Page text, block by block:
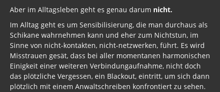
Aber im Alltagsleben geht es genau darum nicht.
Im Alltag geht es um Sensibilisierung, die man durchaus als
Schikane wahrnehmen kann und eher zum Nichtstun, im
Sinne von nicht-kontakten, nicht-netzwerken, führt. Es wird
Misstrauen gesät, dass bei aller momentanen harmonischen
Einigkeit einer weiteren Verbindungaufnahme, nicht doch
das plötzliche Vergessen, ein Blackout, eintritt, um sich dann
plötzlich mit einem Anwaltschreiben konfrontiert zu sehen.